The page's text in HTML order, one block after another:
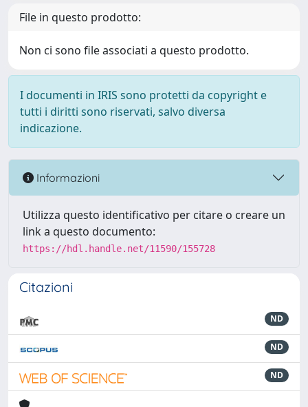
File in questo prodotto:
Non ci sono file associati a questo prodotto.
I documenti in IRIS sono protetti da copyright e
tutti i diritti sono riservati, salvo diversa
indicazione.
Informazioni
Utilizza questo identificativo per citare o creare un
link a questo documento:
https://hdl.handle.net/11590/155728
Citazioni
ND
ND
ND